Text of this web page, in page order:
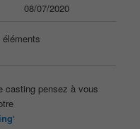
08/07/2020
casting pensez à vous
‘